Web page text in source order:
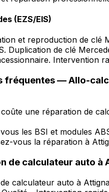
(EZS/EIS)
et reproduction de clé
Duplication de clé
Intervention
fréquentes —Allo-
une réparation de
les BSI et modules
vous la réparation à
de calculateur auto à
calculateur auto à